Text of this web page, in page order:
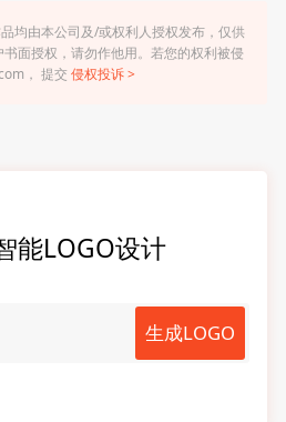
均由本公司及/或权利人授权发布，仅供
面授权，请勿作他用。若您的权利被侵
， 提交 侵权投诉 >
能LOGO设计
生成LOGO